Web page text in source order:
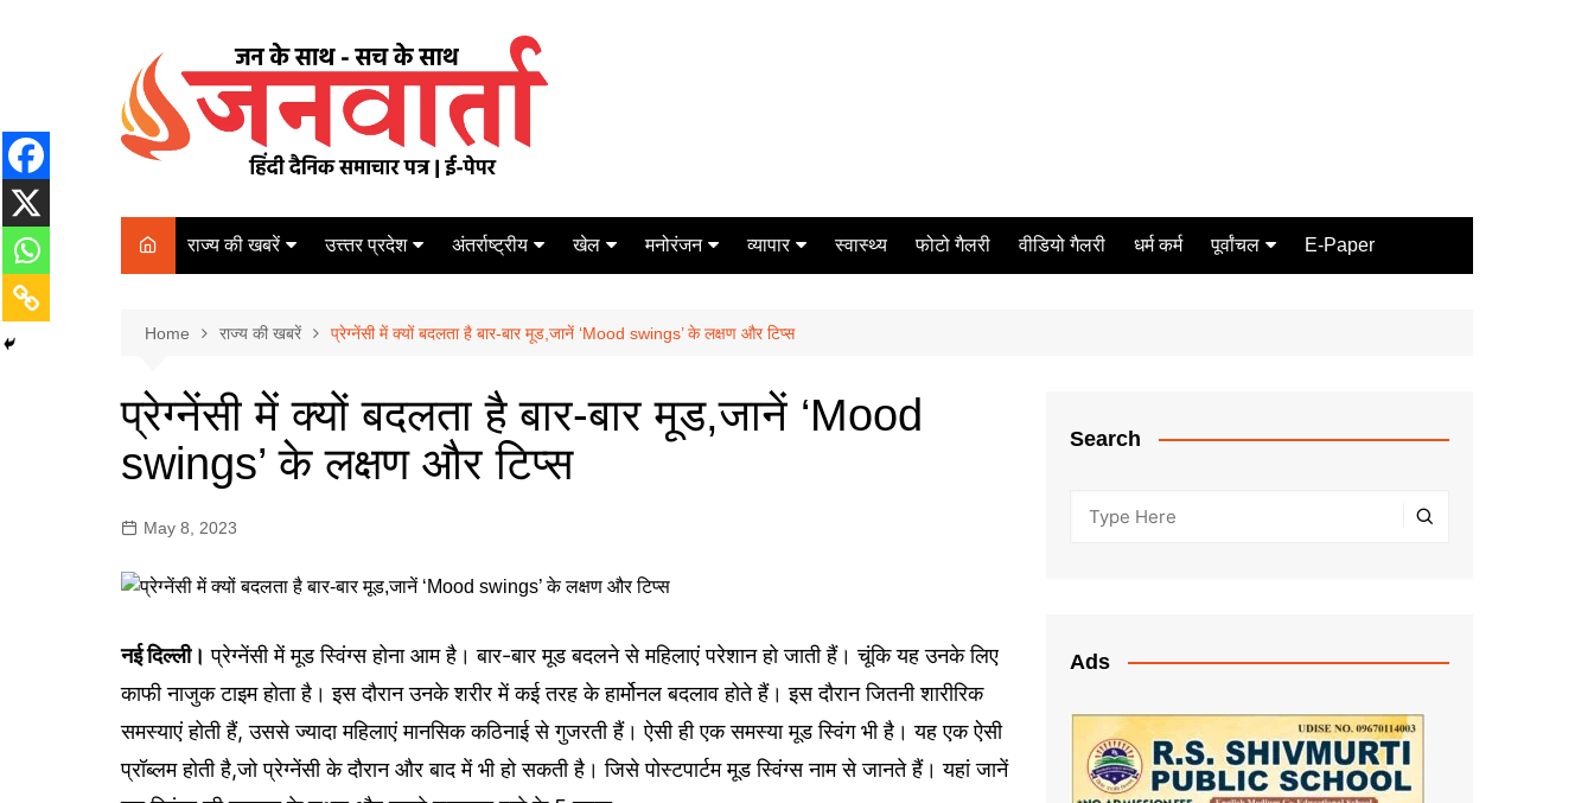
राज्य की खबरें
पटना
कोलकाता
नई दिल्ली
मुम्बई
उत्त्तर प्रदेश
कानपुर
आज़मगढ़
ग़ाज़ीपुर
अंतर्राष्ट्रीय खेल
टेनिस
मनोरंजन
मिर्च मसाला
व्यापार
ऑटो मोबाइल
स्वास्थ्य फोटो गैलरी वीडियो गैलरी धर्म कर्म पूर्वांचल E-Paper
Home राज्य की खबरें प्रेग्‍नेंसी में क्यों बदलता है बार-बार मूड,जानें ‘Mood swings’ के लक्षण और टिप्स
प्रेग्‍नेंसी में क्यों बदलता है बार-बार मूड,जानें ‘Mood
swings’ के लक्षण और टिप्स
May 8, 2023
नई दिल्ली। प्रेग्‍नेंसी में मूड स्विंग्स होना आम है। बार-बार मूड बदलने से महिलाएं परेशान हो जाती हैं। चूंकि यह उनके लिए
काफी नाजुक टाइम होता है। इस दौरान उनके शरीर में कई तरह के हार्मोनल बदलाव होते हैं। इस दौरान जितनी शारीर‍िक
समस्‍याएं होती हैं, उससे ज्यादा महिलाएं मानसिक कठिनाई से गुजरती हैं। ऐसी ही एक समस्या मूड स्विंग भी है। यह एक ऐसी
प्रॉब्लम होती है,जो प्रेग्‍नेंसी के दौरान और बाद में भी हो सकती है। जिसे पोस्‍टपार्टम मूड स्‍व‍िंग्‍स नाम से जानते हैं। यहां जानें
Search
Ads